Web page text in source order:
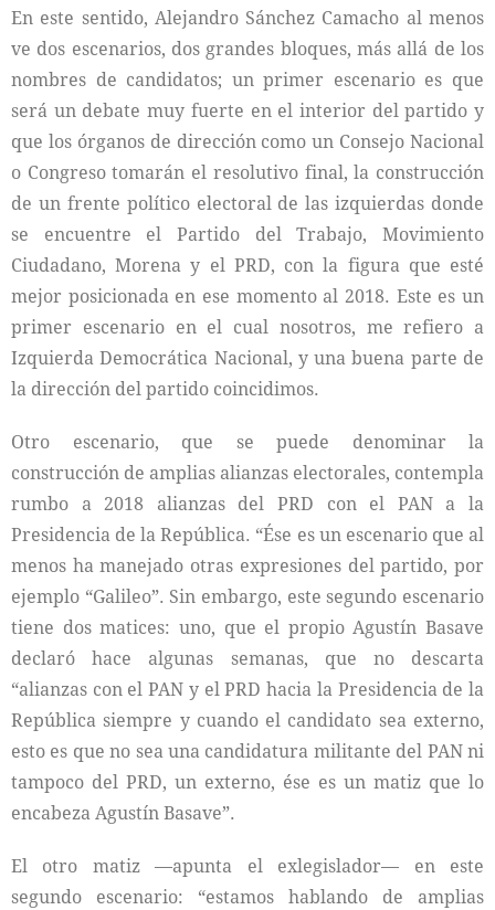
En este sentido, Alejandro Sánchez Camacho al menos
ve dos escenarios, dos grandes bloques, más allá de los
nombres de candidatos; un primer escenario es que
será un debate muy fuerte en el interior del partido y
que los órganos de dirección como un Consejo Nacional
o Congreso tomarán el resolutivo final, la construcción
de un frente político electoral de las izquierdas donde
se encuentre el Partido del Trabajo, Movimiento
Ciudadano, Morena y el PRD, con la figura que esté
mejor posicionada en ese momento al 2018. Este es un
primer escenario en el cual nosotros, me refiero a
Izquierda Democrática Nacional, y una buena parte de
la dirección del partido coincidimos.
Otro escenario, que se puede denominar la
construcción de amplias alianzas electorales, contempla
rumbo a 2018 alianzas del PRD con el PAN a la
Presidencia de la República. “Ése es un escenario que al
menos ha manejado otras expresiones del partido, por
ejemplo “Galileo”. Sin embargo, este segundo escenario
tiene dos matices: uno, que el propio Agustín Basave
declaró hace algunas semanas, que no descarta
“alianzas con el PAN y el PRD hacia la Presidencia de la
República siempre y cuando el candidato sea externo,
esto es que no sea una candidatura militante del PAN ni
tampoco del PRD, un externo, ése es un matiz que lo
encabeza Agustín Basave”.
El otro matiz —apunta el exlegislador— en este
segundo escenario: “estamos hablando de amplias